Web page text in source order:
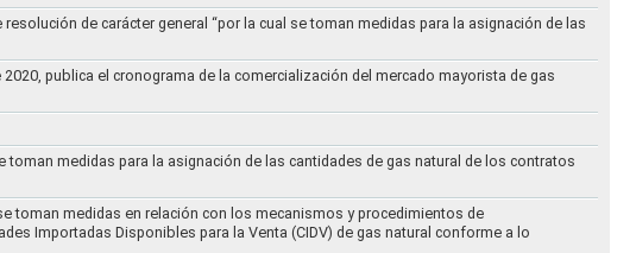
de carácter general “por la cual se toman medidas para la asignación de las
publica el cronograma de la comercialización del mercado mayorista de gas
medidas para la asignación de las cantidades de gas natural de los contratos
toman medidas en relación con los mecanismos y procedimientos de
Importadas Disponibles para la Venta (CIDV) de gas natural conforme a lo